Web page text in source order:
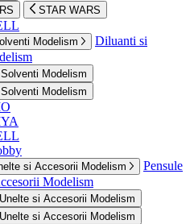
STAR WARS
Modelism
Diluanti si
Modelism
Modelism
si Accesorii Modelism
Pensule
Modelism
si Accesorii Modelism
si Accesorii Modelism